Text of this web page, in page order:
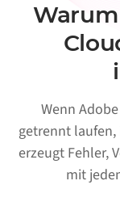
Wenn
getrennt laufen,
erzeugt Fehler,
mit